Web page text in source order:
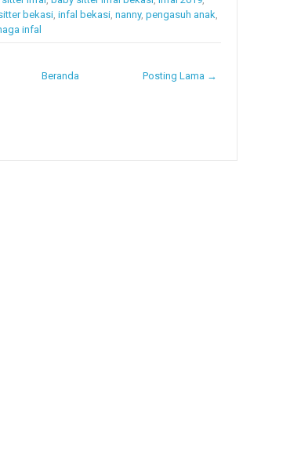
bekasi, infal bekasi, nanny, pengasuh anak,
infal
Posting Lama →
Beranda